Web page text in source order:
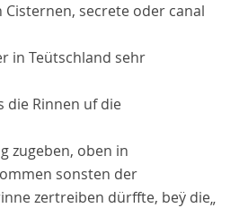
Cisternen, secrete oder canal
in Teütschland sehr
die Rinnen uf die
zugeben, oben in
sonsten der
zertreiben dürffte, beÿ die„